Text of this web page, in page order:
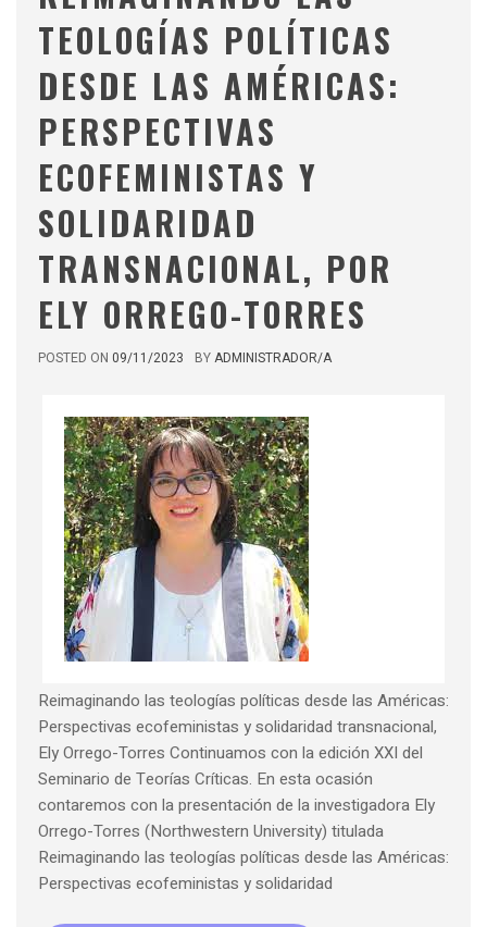
TEOLOGÍAS POLÍTICAS
DESDE LAS AMÉRICAS:
PERSPECTIVAS
ECOFEMINISTAS Y
SOLIDARIDAD
TRANSNACIONAL, POR
ELY ORREGO-TORRES
POSTED ON 09/11/2023 BYADMINISTRADOR/A
Reimaginando las teologías políticas desde las Américas:
Perspectivas ecofeministas y solidaridad transnacional,
Ely Orrego-Torres Continuamos con la edición XXI del
Seminario de Teorías Críticas. En esta ocasión
contaremos con la presentación de la investigadora Ely
Orrego-Torres (Northwestern University) titulada
Reimaginando las teologías políticas desde las Américas:
Perspectivas ecofeministas y solidaridad